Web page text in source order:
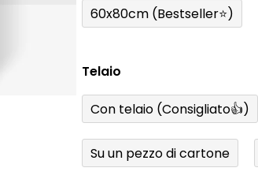
60x80cm (Bestseller⭐)
Telaio
Con telaio (Consigliato👍)
Su un pezzo di cartone